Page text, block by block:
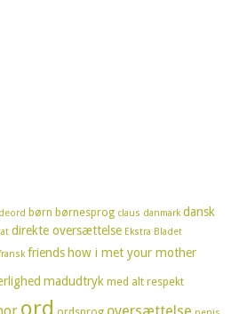
børn børnesprog claus danmark dansk
direkte oversættelse Ekstra Bladet
friends how i met your mother
madudtryk med alt respekt
ord oversættelse